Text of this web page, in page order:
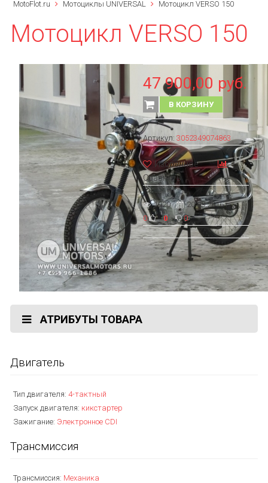
MotoFlot.ru Мотоциклы UNIVERSAL Мотоцикл VERSO 150
Мотоцикл VERSO 150
47 900,00 руб.
В КОРЗИНУ
Артикул: 3052349074863
Избранное
Сравнить
1920
20.09.2016 г.
0
0 0
АТРИБУТЫ ТОВАРА
Двигатель
Тип двигателя: 4-тактный
Запуск двигателя: кикстартер
Зажигание: Электронное CDI
Трансмиссия
Трансмиссия: Механика